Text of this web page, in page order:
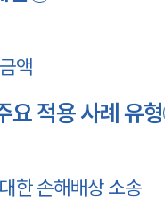
액
요 적용 사례 유형
한 손해배상 소송